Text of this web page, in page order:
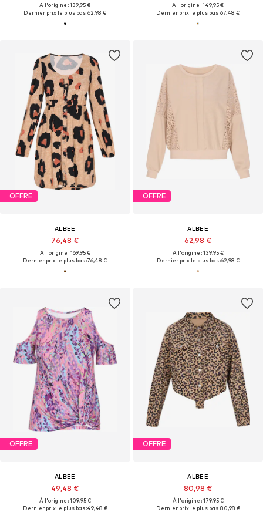
À l'origine : 139,95 €
Dernier prix le plus bas :62,98 €
À l'origine : 149,95 €
Dernier prix le plus bas :67,48 €
OFFRE
ALBEE
76,48 €
À l'origine : 169,95 €
Dernier prix le plus bas :76,48 €
OFFRE
ALBEE
62,98 €
À l'origine : 139,95 €
Dernier prix le plus bas :62,98 €
OFFRE
ALBEE
49,48 €
À l'origine : 109,95 €
Dernier prix le plus bas :49,48 €
OFFRE
ALBEE
80,98 €
À l'origine : 179,95 €
Dernier prix le plus bas :80,98 €